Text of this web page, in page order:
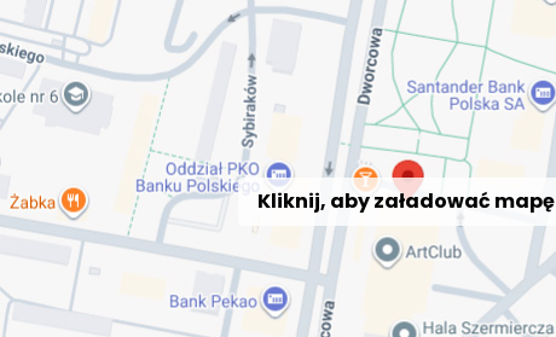
Kliknij, aby załadować mapę